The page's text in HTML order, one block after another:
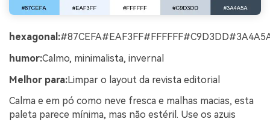
hexagonal:
humor:Calmo, minimalista, invernal
Melhor para:Limpar o layout da revista editorial
Calma e em pó como neve fresca e malhas macias, esta
paleta parece mínima, mas não estéril. Use os azuis